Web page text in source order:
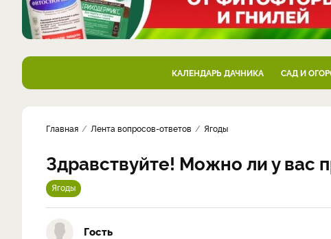
КАЛЕНДАРЬ ДАЧНИКА САД И
Главная Лента вопросов-ответов Ягоды
Здравствуйте! Можно ли у вас
Ягоды
Гость